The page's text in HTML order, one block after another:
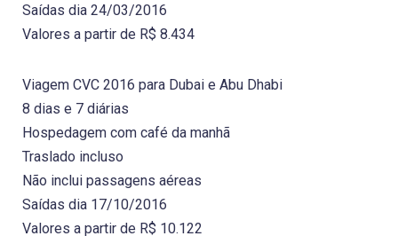
Saídas dia 24/03/2016
Valores a partir de R$ 8.434
Viagem CVC 2016 para Dubai e Abu Dhabi
8 dias e 7 diárias
Hospedagem com café da manhã
Traslado incluso
Não inclui passagens aéreas
Saídas dia 17/10/2016
Valores a partir de R$ 10.122